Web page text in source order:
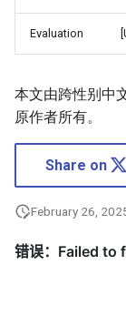
Evaluation
本文由跨性别中
原作者所有。
Share on
February 26,